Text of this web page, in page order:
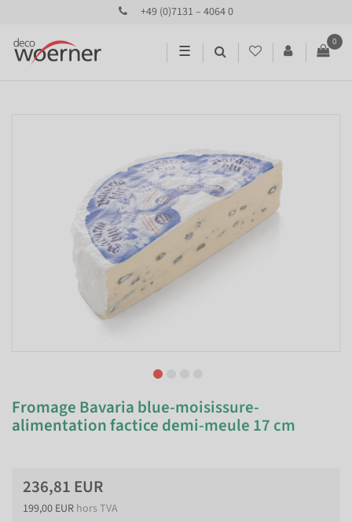
+49 (0)7131 – 4064 0
☰
0
Fromage Bavaria blue-moisissure-
alimentation factice demi-meule 17 cm
236,81 EUR
199,00 EUR hors TVA